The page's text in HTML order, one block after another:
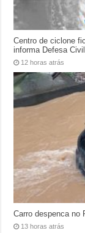
Centro de ciclone
informa Defesa Civil
12 horas atrás
Carro despenca no
13 horas atrás